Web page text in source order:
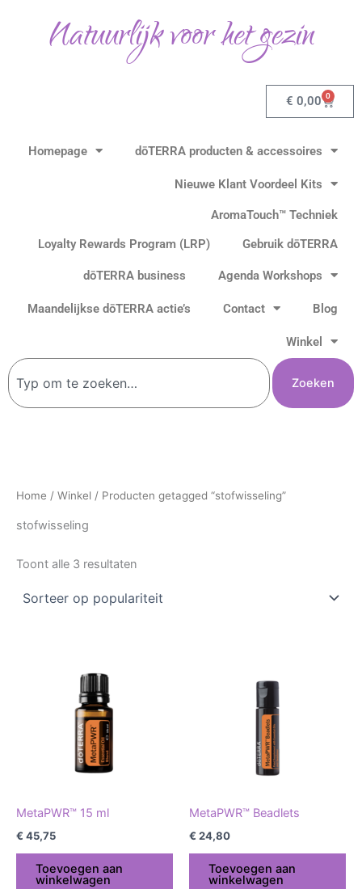
Natuurlijk voor het gezin
€ 0,00 0
Homepage dōTERRA producten & accessoires
Nieuwe Klant Voordeel Kits
AromaTouch™ Techniek
Loyalty Rewards Program (LRP)
Gebruik dōTERRA
dōTERRA business Agenda Workshops
Maandelijkse dōTERRA actie’s Contact Blog
Winkel
Zoeken
Zoeken
Home / Winkel / Producten getagged “stofwisseling”
stofwisseling
Toont alle 3 resultaten
op
populariteit
MetaPWR™ 15 ml
€ 45,75
Toevoegen aan
winkelwagen
MetaPWR™ Beadlets
€ 24,80
Toevoegen aan
winkelwagen